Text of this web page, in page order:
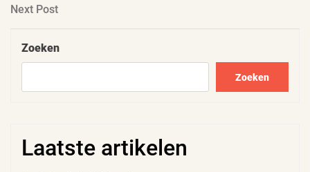
Next
Next Post
Zoeken
Zoeken
Laatste artikelen